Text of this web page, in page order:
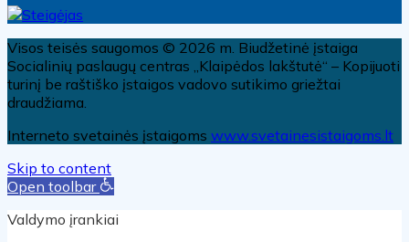
Visos teisės saugomos © 2026 m. Biudžetinė įstaiga
Socialinių paslaugų centras „Klaipėdos lakštutė“ – Kopijuoti
turinį be raštiško įstaigos vadovo sutikimo griežtai
draudžiama.
Interneto svetainės įstaigoms www.svetainesistaigoms.lt
Skip to content
Open toolbar
Valdymo įrankiai